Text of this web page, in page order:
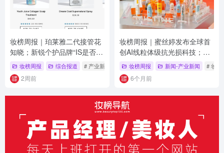
妆榜周报｜珀莱雅二代接管花
知晓；新锐个护品牌“IS是否”
被执行千万；青松股份拟更名
诺斯贝尔
妆榜周报 综合报道 # 产业新闻 # COLOR WOW # IS是否
2周前
妆榜周报｜蜜丝婷发布全球首
创AI线粒体级抗光损科技；三
品一械禁止网红直播带货；贝
恩资本全资收购菲婷丝
妆榜周报 新闻-产业新闻 # 妆榜
6个月前